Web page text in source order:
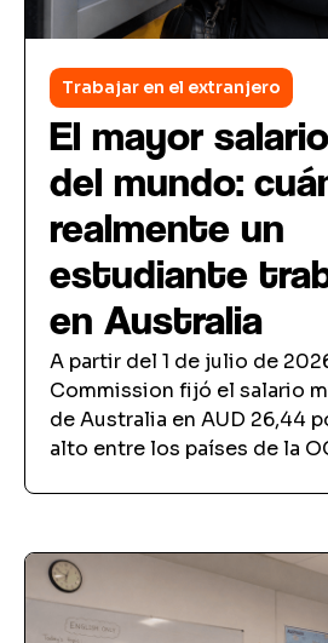
Trabajar en el extranjero
El mayor
del mundo:
realmente un
estudiante
en Australia
A partir del 1 de julio de
Commission fijó el salario
de Australia en AUD 26,44
alto entre los países de la